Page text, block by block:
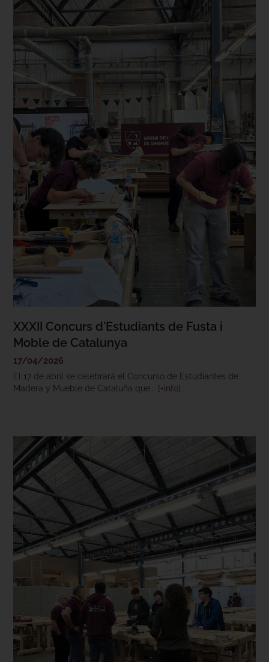
XXXII Concurs d'Estudiants de Fusta i
Moble de Catalunya
17/04/2026
El 17 de abril se celebrará el Concurso de Estudiantes de
Madera y Mueble de Cataluña que... [+info]